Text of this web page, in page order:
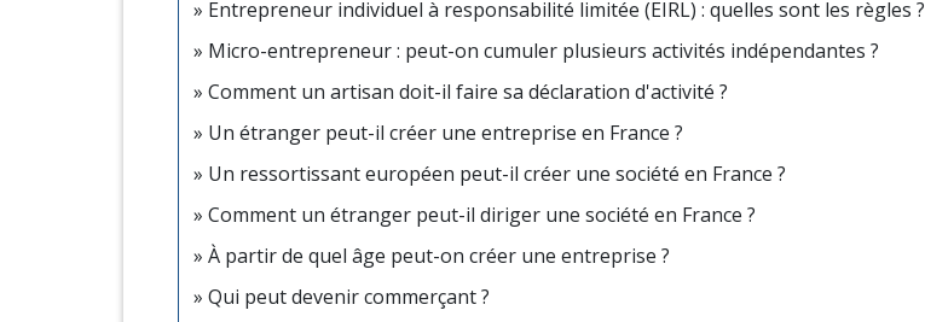
Entrepreneur individuel à responsabilité limitée (EIRL) : quelles sont les règles ?
Micro-entrepreneur : peut-on cumuler plusieurs activités indépendantes ?
Comment un artisan doit-il faire sa déclaration d'activité ?
Un étranger peut-il créer une entreprise en France ?
Un ressortissant européen peut-il créer une société en France ?
Comment un étranger peut-il diriger une société en France ?
À partir de quel âge peut-on créer une entreprise ?
Qui peut devenir commerçant ?